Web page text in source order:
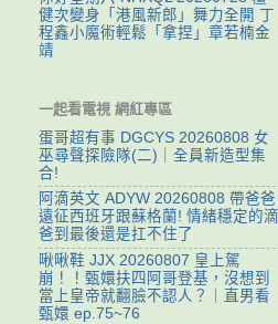
健次變身「港風新郎」舞力全開 丁
程鑫小魔術輕鬆「拿捏」章若楠金
靖
一起看電視 網紅專區
蛋哥超有事 DGCYS 20260808 女
巫尋聲探險隊(二)｜全員新造型集
合!
阿滴英文 ADYW 20260808 帶爸爸
遠征西班牙跟蘇格蘭! 情緒穩定的滴
爸到最後還是扛不住了
啾啾鞋 JJX 20260807 皇上駕
崩！！甄嬛扶四阿哥登基，沒想到
當上皇帝就翻臉不認人？｜直男看
甄嬛 ep.75~76